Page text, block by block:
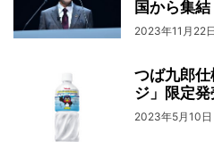
国から集結
2023年11月22日
つば九郎
ジ」限定
2023年5月10日